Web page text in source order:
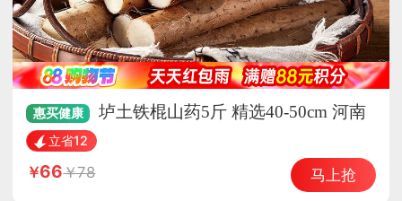
惠买健康
垆土铁棍山药5斤 精选40-50cm 河南
焦作特产 怀山药产地直发
立省12
66 78 马上抢